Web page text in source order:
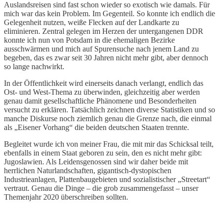
Auslandsreisen sind fast schon wieder so exotisch wie damals. Für
mich war das kein Problem. Im Gegenteil. So konnte ich endlich die
Gelegenheit nutzen, weiße Flecken auf der Landkarte zu
eliminieren. Zentral gelegen im Herzen der untergangenen DDR
konnte ich nun von Potsdam in die ehemaligen Bezirke
ausschwärmen und mich auf Spurensuche nach jenem Land zu
begeben, das es zwar seit 30 Jahren nicht mehr gibt, aber dennoch
so lange nachwirkt.
In der Öffentlichkeit wird einerseits danach verlangt, endlich das
Ost- und West-Thema zu überwinden, gleichzeitig aber werden
genau damit gesellschaftliche Phänomene und Besonderheiten
versucht zu erklären. Tatsächlich zeichnen diverse Statistiken und so
manche Diskurse noch ziemlich genau die Grenze nach, die einmal
als „Eisener Vorhang“ die beiden deutschen Staaten trennte.
Begleitet wurde ich von meiner Frau, die mit mir das Schicksal teilt,
ebenfalls in einem Staat geboren zu sein, den es nicht mehr gibt:
Jugoslawien. Als Leidensgenossen sind wir daher beide mit
herrlichen Naturlandschaften, gigantisch-dystopischen
Industrieanlagen, Plattenbaugebieten und sozialistischer „Streetart“
vertraut. Genau die Dinge – die grob zusammengefasst – unser
Themenjahr 2020 überschreiben sollten.